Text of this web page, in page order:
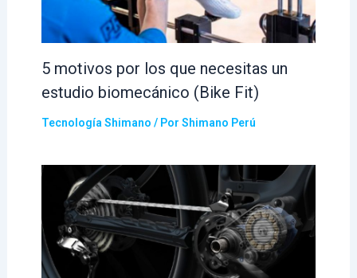
5 motivos por los que necesitas un
estudio biomecánico (Bike Fit)
Tecnología Shimano / Por Shimano Perú